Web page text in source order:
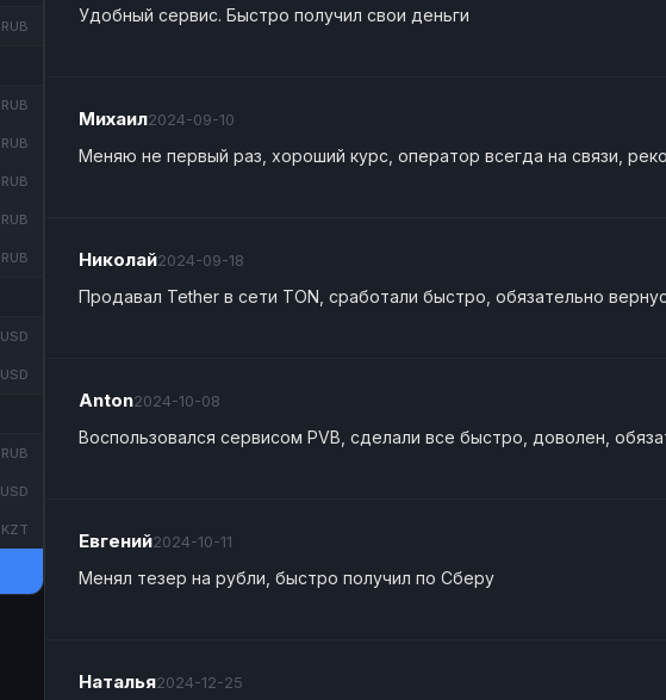
RUB
RUB
RUB
RUB
RUB
RUB
USD
USD
RUB
USD
KZT
Удобный сервис. Быстро получил свои деньги
Михаил2024-09-10
Меняю не первый раз, хороший курс, оператор всегда на связи,
Николай2024-09-18
Продавал Tether в сети TON, сработали быстро, обязательно
Anton2024-10-08
Воспользовался сервисом PVB, сделали все быстро, доволен,
Евгений2024-10-11
Менял тезер на рубли, быстро получил по Сберу
Наталья2024-12-25